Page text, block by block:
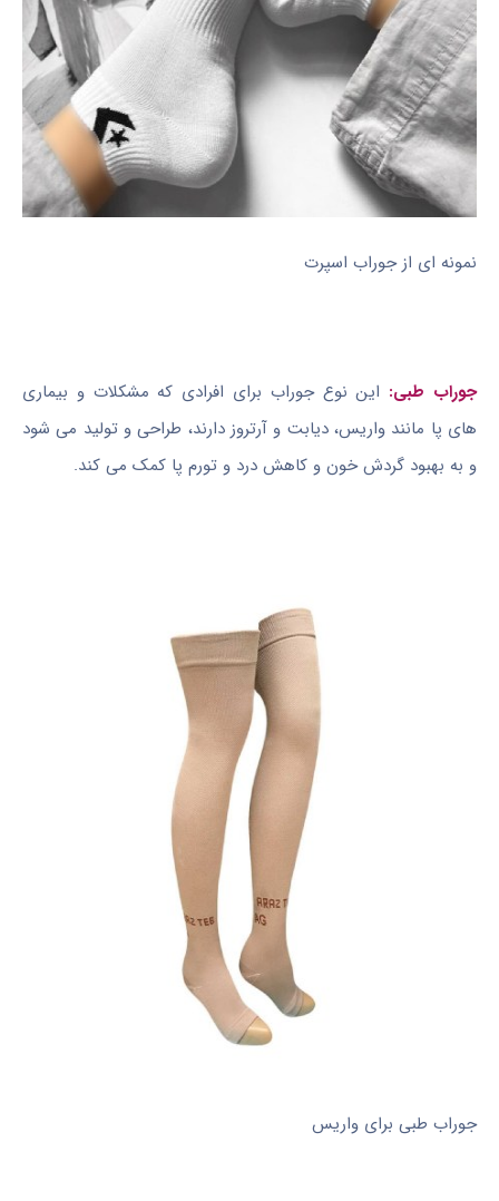
نمونه ای از جوراب اسپرت
جوراب طبی: این نوع جوراب برای افرادی که مشکلات و بیماری
های پا مانند واریس، دیابت و آرتروز دارند، طراحی و تولید می شود
و به بهبود گردش خون و کاهش درد و تورم پا کمک می کند.
جوراب طبی برای واریس